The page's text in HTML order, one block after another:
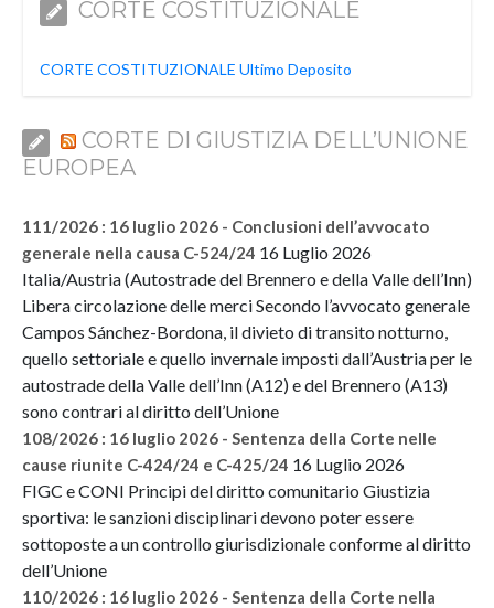
CORTE COSTITUZIONALE
CORTE COSTITUZIONALE Ultimo Deposito
CORTE DI GIUSTIZIA DELL’UNIONE
EUROPEA
111/2026 : 16 luglio 2026 - Conclusioni dell’avvocato
generale nella causa C-524/24 16 Luglio 2026
Italia/Austria (Autostrade del Brennero e della Valle dell’Inn)
Libera circolazione delle merci Secondo l’avvocato generale
Campos Sánchez-Bordona, il divieto di transito notturno,
quello settoriale e quello invernale imposti dall’Austria per le
autostrade della Valle dell’Inn (A12) e del Brennero (A13)
sono contrari al diritto dell’Unione
108/2026 : 16 luglio 2026 - Sentenza della Corte nelle
cause riunite C-424/24 e C-425/24 16 Luglio 2026
FIGC e CONI Principi del diritto comunitario Giustizia
sportiva: le sanzioni disciplinari devono poter essere
sottoposte a un controllo giurisdizionale conforme al diritto
dell’Unione
110/2026 : 16 luglio 2026 - Sentenza della Corte nella